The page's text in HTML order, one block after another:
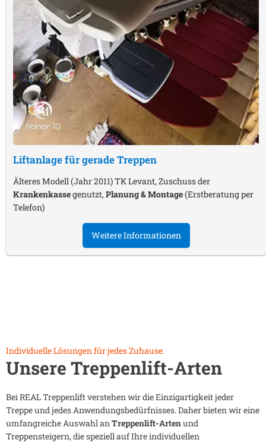
Liftanlage für gerade Treppen
Älteres Modell (Jahr 2011) TK Levant, Zuschuss der
Krankenkassegenutzt,Planung & Montage(Erstberatung per
Telefon)
Weitere Informationen
Individuelle Lösungen für jedes Zuhause.
Unsere Treppenlift-Arten
Bei REAL Treppenlift verstehen wir die Einzigartigkeit jeder
Treppe und jedes Anwendungsbedürfnisses. Daher bieten wir eine
umfangreiche Auswahl anTreppenlift-Artenund
Treppensteigern, die speziell auf Ihre individuellen